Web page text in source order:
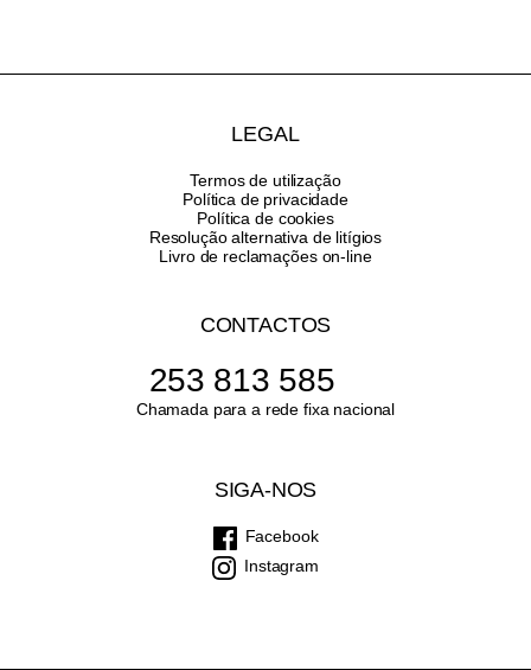
LEGAL
Termos de utilização
Política de privacidade
Política de cookies
Resolução alternativa de litígios
Livro de reclamações on-line
CONTACTOS
253 813 585
Chamada para a rede fixa nacional
SIGA-NOS
Facebook
Instagram